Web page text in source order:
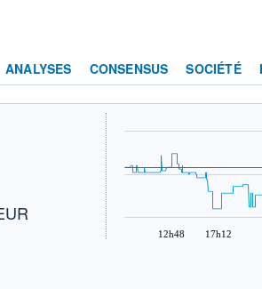
ANALYSES CONSENSUS SOCIÉTÉ
12h48 17h12